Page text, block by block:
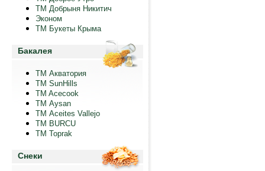
ТМ Добрыня Никитич
Эконом
ТМ Букеты Крыма
Бакалея
ТМ Акватория
ТМ SunHills
TM Acecook
ТМ Aysan
ТМ Aceites Vallejo
TM BURCU
TM Toprak
Снеки